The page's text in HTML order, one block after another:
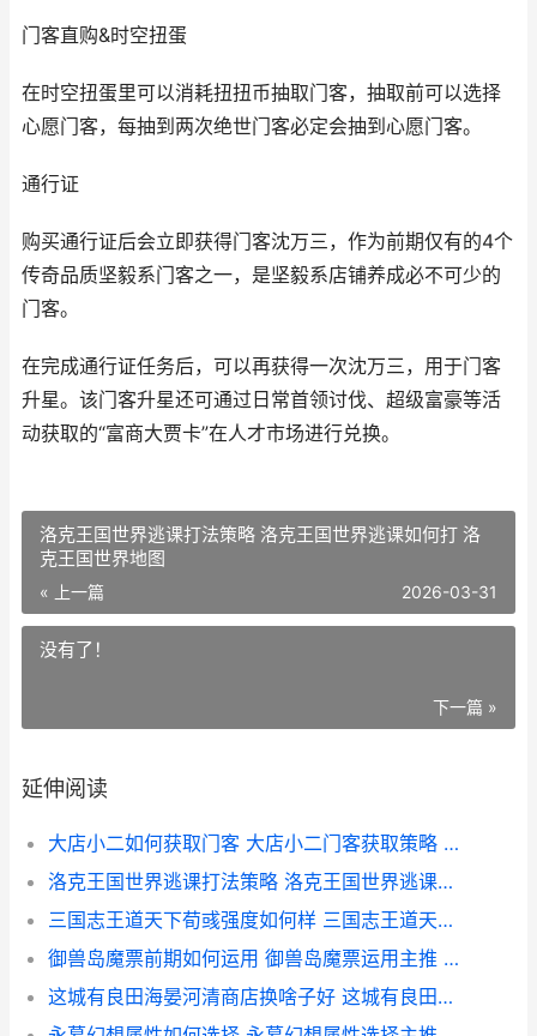
门客直购&时空扭蛋
在时空扭蛋里可以消耗扭扭币抽取门客，抽取前可以选择
心愿门客，每抽到两次绝世门客必定会抽到心愿门客。
通行证
购买通行证后会立即获得门客沈万三，作为前期仅有的4个
传奇品质坚毅系门客之一，是坚毅系店铺养成必不可少的
门客。
在完成通行证任务后，可以再获得一次沈万三，用于门客
升星。该门客升星还可通过日常首领讨伐、超级富豪等活
动获取的“富商大贾卡”在人才市场进行兑换。
洛克王国世界逃课打法策略 洛克王国世界逃课如何打 洛
克王国世界地图
« 上一篇 2026-03-31
没有了！
下一篇 »
延伸阅读
大店小二如何获取门客 大店小二门客获取策略 店小二平台是合法的吗
洛克王国世界逃课打法策略 洛克王国世界逃课如何打 洛克王国世界地图
三国志王道天下荀彧强度如何样 三国志王道天下荀彧机制说明 三国志王道天下首测招募中
御兽岛魔票前期如何运用 御兽岛魔票运用主推 魔族御兽效果
这城有良田海晏河清商店换啥子好 这城有良田海晏河清商店兑换优先级 这城有良田海晏河清最厉害三个职业